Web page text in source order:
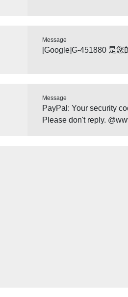
Message
[Google]G-451880 是您
Message
PayPal: Your security
Please don't reply.